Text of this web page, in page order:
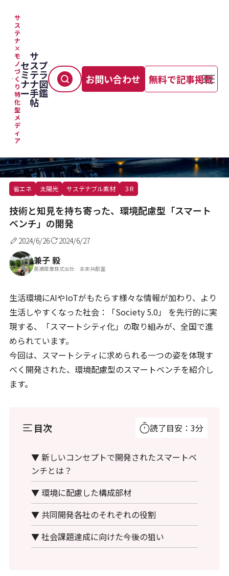
サ
ス
テ
ナ
×
モ
ノ
づ
く
り
特
化
型
メ
デ
ィ
ア
セ
ミ
ナ
ー
サ
ス
テ
ナ
手
帖
プ
ラ
図
鑑
お問い合わせ 無料で記事掲載
TOP
省エネ 太陽光 サステナブル素材 ３R
技術と知見を持ち寄った、環境配慮型「スマート
ベンチ」の開発
2024/6/26 2024/6/27
兼子 毅
長瀬産業株式会社 未来共創室
生活環境にAIやIoTがもたらす様々な情報が加わり、より
生活しやすくなった社会：「Society 5.0」 を先行的に実
現する、「スマートシティ化」の取り組みが、全国で進
められています。
今回は、スマートシティに求められる一つの姿を体現す
べく開発された、環境配慮型のスマートベンチを紹介し
ます。
目次 読了目安：3分
▼ 新しいコンセプトで開発されたスマートベ
ンチとは？
▼ 環境に配慮した構成部材
▼ 共同開発各社のそれぞれの役割
▼ 社会課題達成に向けた今後の狙い